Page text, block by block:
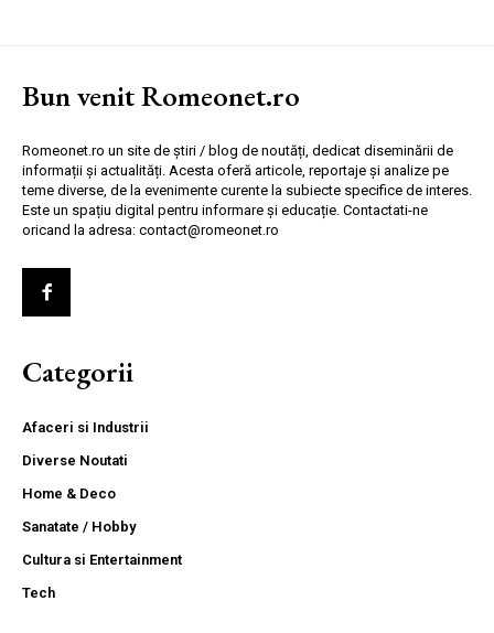
Bun venit Romeonet.ro
Romeonet.ro un site de știri / blog de noutăți, dedicat diseminării de
informații și actualități. Acesta oferă articole, reportaje și analize pe
teme diverse, de la evenimente curente la subiecte specifice de interes.
Este un spațiu digital pentru informare și educație. Contactati-ne
oricand la adresa: contact@romeonet.ro
Categorii
Afaceri si Industrii
Diverse Noutati
Home & Deco
Sanatate / Hobby
Cultura si Entertainment
Tech